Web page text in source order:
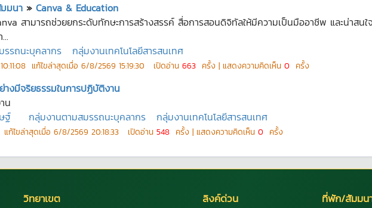
มนา » Canva & Education
สามารถช่วยยกระดับทักษะการสร้างสรรค์ สื่อการสอนดิจิทัลให้มีความเป็นมืออาชีพ และน่าสนใ
รถนะบุคลากร กลุ่มงานเทคโนโลยีสารสนเทศ
แก้ไขล่าสุดเมื่อ 6/8/2569 15:19:30 เปิดอ่าน 663 ครั้ง | แสดงความคิดเห็น 0 ครั้ง
างมีจริยธรรมในการปฏิบัติงาน
น
ฐ์ กลุ่มงานตามสมรรถนะบุคลากร กลุ่มงานเทคโนโลยีสารสนเทศ
แก้ไขล่าสุดเมื่อ 6/8/2569 20:18:33 เปิดอ่าน 548 ครั้ง | แสดงความคิดเห็น 0 ครั้ง
วิทยาเขต ลิงค์ด่วน ที่พัก/สัมมน